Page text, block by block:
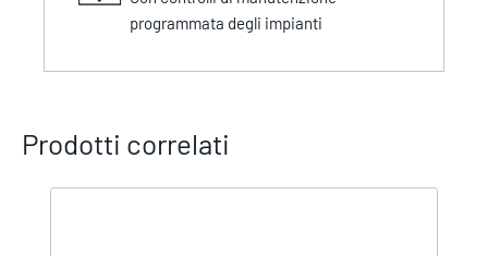
programmata degli impianti
Prodotti correlati